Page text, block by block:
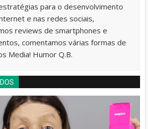
para o desenvolvimento
e nas redes sociais,
reviews de smartphones e
comentamos várias formas de
Media! Humor Q.B.